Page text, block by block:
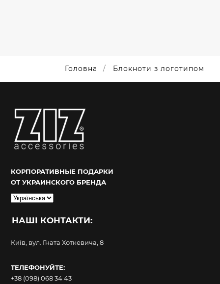
Головна Блокноти з логотипом
КОРПОРАТИВНЫЕ ПОДАРКИ
ОТ УКРАИНСКОГО БРЕНДА
Вибрати
НАШІ КОНТАКТИ:
Київ, вул. Гната Хоткевича, 8
ТЕЛЕФОНУЙТЕ:
+38 (098) 068 34 43